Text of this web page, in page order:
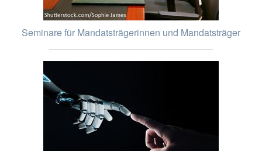
Seminare für Mandatsträgerinnen und Mandatsträger